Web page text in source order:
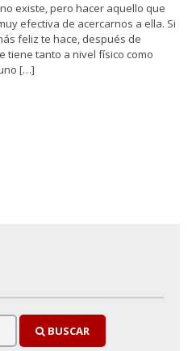
existe, pero hacer aquello que
efectiva de acercarnos a ella. Si
feliz te hace, después de
tiene tanto a nivel físico como
[…]
BUSCAR